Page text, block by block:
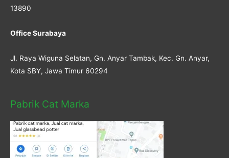
13890
Office Surabaya
Jl. Raya Wiguna Selatan, Gn. Anyar Tambak, Kec. Gn. Anyar,
Kota SBY, Jawa Timur 60294
Pabrik Cat Marka